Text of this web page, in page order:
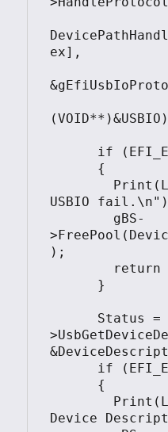
ex],
USBIO
);
Device